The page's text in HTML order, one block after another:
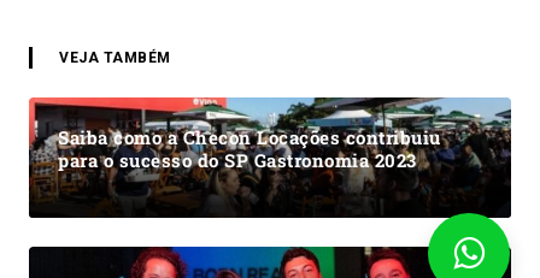
VEJA TAMBÉM
Saiba como a Checon Locações contribuiu
para o sucesso do SP Gastronomia 2023